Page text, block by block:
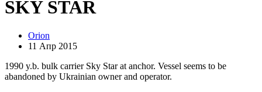
SKY STAR
Orion
11 Апр 2015
1990 y.b. bulk carrier Sky Star at anchor. Vessel seems to be
abandoned by Ukrainian owner and operator.